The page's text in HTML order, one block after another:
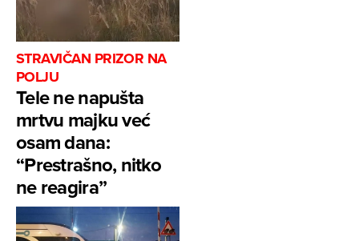
STRAVIČAN PRIZOR NA
POLJU
Tele ne napušta
mrtvu majku već
osam dana:
“Prestrašno, nitko
ne reagira”